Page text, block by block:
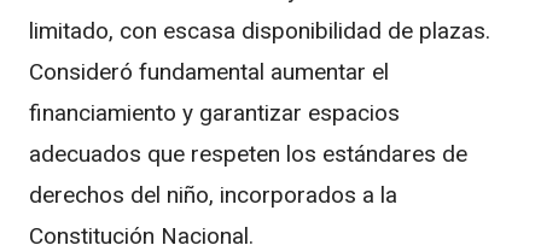
limitado, con escasa disponibilidad de plazas.
Consideró fundamental aumentar el
financiamiento y garantizar espacios
adecuados que respeten los estándares de
derechos del niño, incorporados a la
Constitución Nacional.